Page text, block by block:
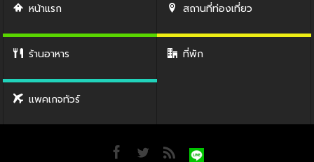
หน้าแรก สถานที่ท่องเที่ยว
ร้านอาหาร ที่พัก
แพคเกจทัวร์